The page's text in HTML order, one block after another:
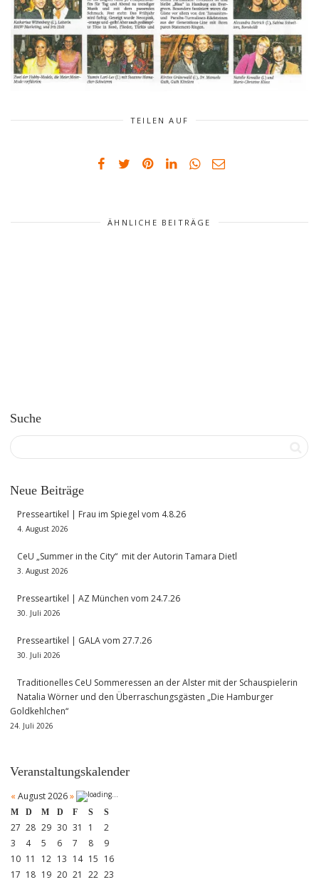
TEILEN AUF
ÄHNLICHE BEITRÄGE
Suche
Neue Beiträge
Presseartikel | Frau im Spiegel vom 4.8.26
4. August 2026
CeU „Summer in the City“ mit der Autorin Tamara Dietl
3. August 2026
Presseartikel | AZ München vom 24.7.26
30. Juli 2026
Presseartikel | GALA vom 27.7.26
30. Juli 2026
Traditionelles CeU Sommeressen an der Alster mit der Schauspielerin
Natalia Wörner und den Überraschungsgästen „Die Hamburger
Goldkehlchen“
24. Juli 2026
Veranstaltungskalender
« August 2026»
M D M D F S S
27 28 29 30 31 1
2
3
4 5 6 7 8
9
10 11 12 13 14 15 16
17 18 19 20 21 22 23